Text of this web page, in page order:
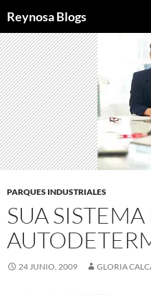
Reynosa Blogs
AL
CONTENIDO
PARQUES INDUSTRIALES
SUA
24 JUNIO, 2009 GLORIA